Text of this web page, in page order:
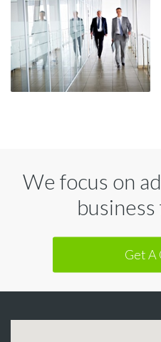
We focus on
Get A